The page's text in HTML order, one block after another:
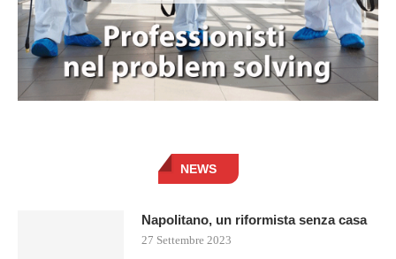
NEWS
Napolitano, un riformista senza casa
27 Settembre 2023